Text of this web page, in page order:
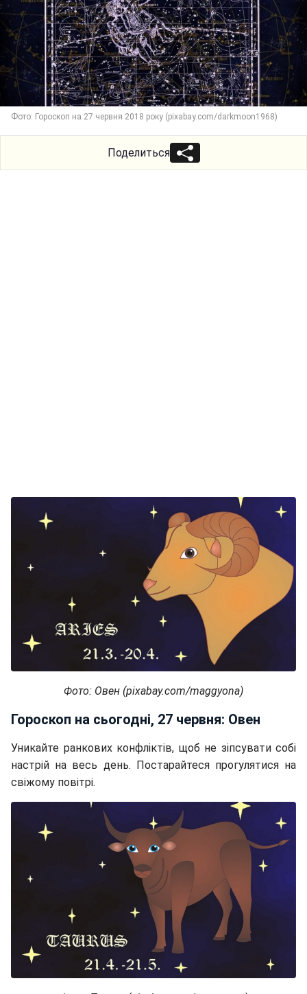
Фото: Гороскоп на 27 червня 2018 року (pixabay.com/darkmoon1968)
Поделиться
Фото: Овен (pixabay.com/maggyona)
Гороскоп на сьогодні, 27 червня: Овен
Уникайте ранкових конфліктів, щоб не зіпсувати собі
настрій на весь день. Постарайтеся прогулятися на
свіжому повітрі.